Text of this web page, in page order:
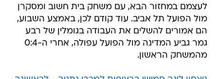
לעצמם במחזור הבא, עם משחק בית חשוב ומסקרן
מול הפועל תל אביב. עוד קודם לכן, באמצע השבוע,
הם אמורים להשלים את העבודה בגומלין של רבע
גמר גביע המדינה מול הפועל עפולה, אחרי ה-0:4
מהמשחק הראשון.